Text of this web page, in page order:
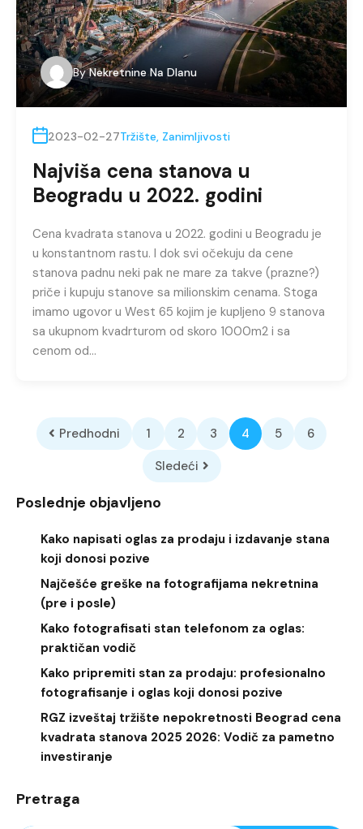
By Nekretnine Na Dlanu
2023-02-27Tržište, Zanimljivosti
Najviša cena stanova u
Beogradu u 2022. godini
Cena kvadrata stanova u 2022. godini u Beogradu je
u konstantnom rastu. I dok svi očekuju da cene
stanova padnu neki pak ne mare za takve (prazne?)
priče i kupuju stanove sa milionskim cenama. Stoga
imamo ugovor u West 65 kojim je kupljeno 9 stanova
sa ukupnom kvadrturom od skoro 1000m2 i sa
cenom od…
Predhodni 1 2 3 4 5
6
Sledeći
Poslednje objavljeno
Kako napisati oglas za prodaju i izdavanje stana
koji donosi pozive
Najčešće greške na fotografijama nekretnina
(pre i posle)
Kako fotografisati stan telefonom za oglas:
praktičan vodič
Kako pripremiti stan za prodaju: profesionalno
fotografisanje i oglas koji donosi pozive
RGZ izveštaj tržište nepokretnosti Beograd cena
kvadrata stanova 2025 2026: Vodič za pametno
investiranje
Pretraga